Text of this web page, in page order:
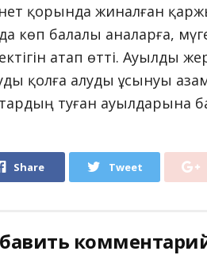
қорында жиналған
көп балалы аналарға,
атап өтті. Ауылды
қолға алуды ұсынуы
туған ауылдарына
Share Tweet